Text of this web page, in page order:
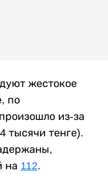
жестокое
по
из-за
тысячи тенге).
на 112.